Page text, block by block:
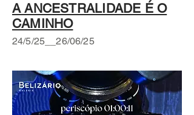
A ANCESTRALIDADE É O
CAMINHO
24/5/25__26/06/25